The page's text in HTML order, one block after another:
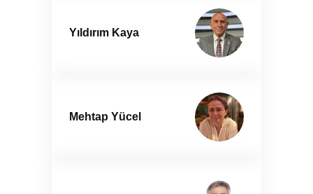
Yıldırım Kaya
Mehtap Yücel